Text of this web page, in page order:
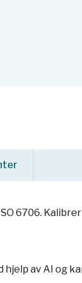
ISO 6706.
av AI og